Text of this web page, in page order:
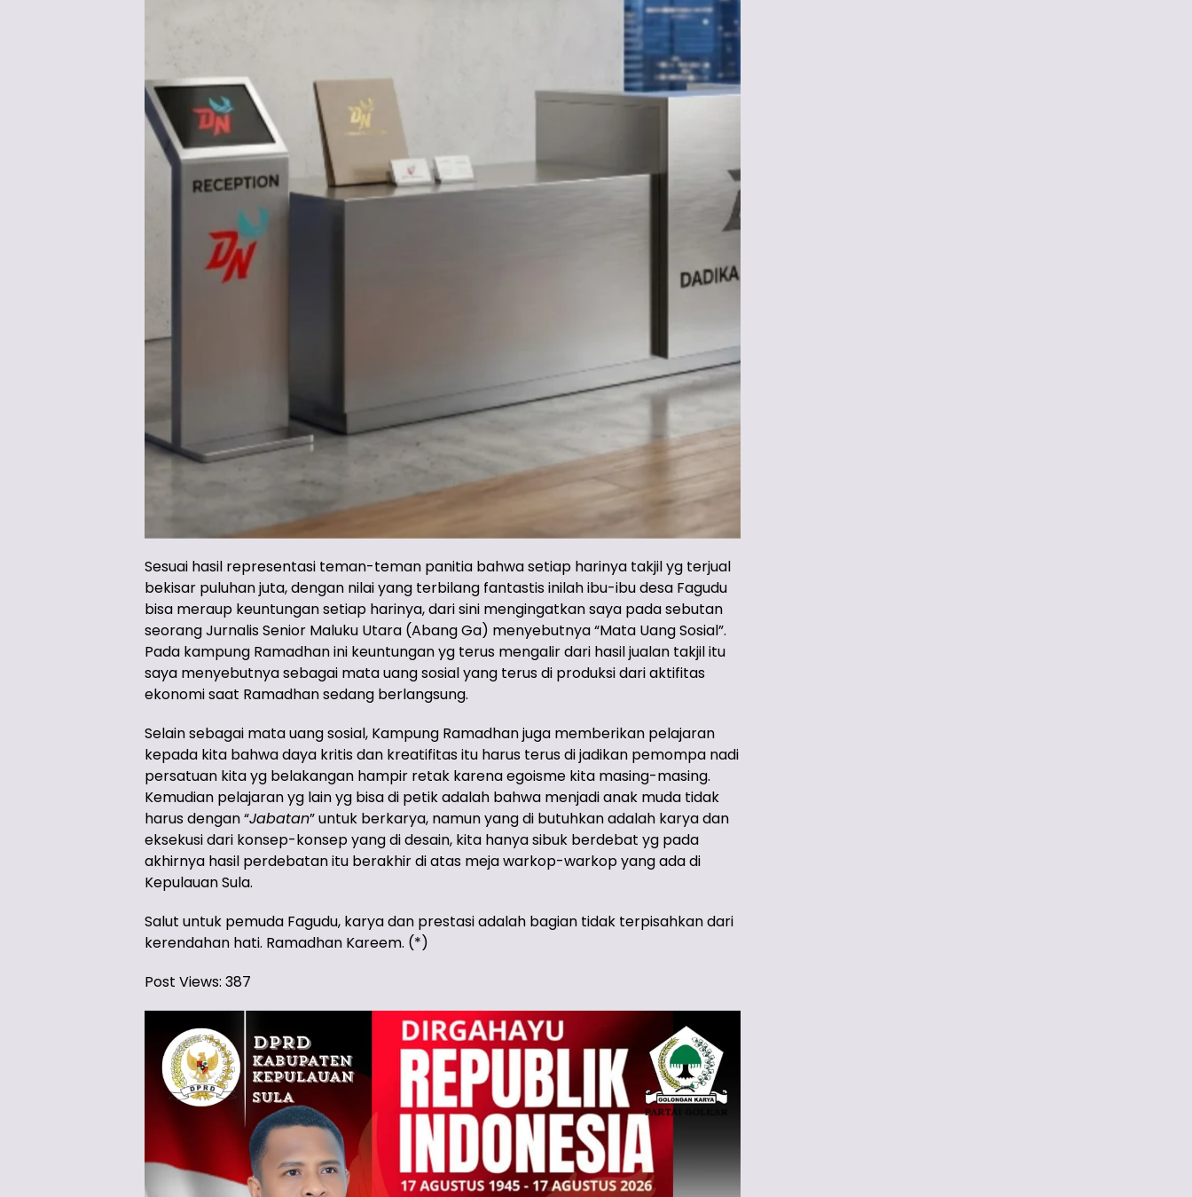
Sesuai hasil representasi teman-teman panitia bahwa setiap harinya takjil yg terjual
bekisar puluhan juta, dengan nilai yang terbilang fantastis inilah ibu-ibu desa Fagudu
bisa meraup keuntungan setiap harinya, dari sini mengingatkan saya pada sebutan
seorang Jurnalis Senior Maluku Utara (Abang Ga) menyebutnya “Mata Uang Sosial”.
Pada kampung Ramadhan ini keuntungan yg terus mengalir dari hasil jualan takjil itu
saya menyebutnya sebagai mata uang sosial yang terus di produksi dari aktifitas
ekonomi saat Ramadhan sedang berlangsung.
Selain sebagai mata uang sosial, Kampung Ramadhan juga memberikan pelajaran
kepada kita bahwa daya kritis dan kreatifitas itu harus terus di jadikan pemompa nadi
persatuan kita yg belakangan hampir retak karena egoisme kita masing-masing.
Kemudian pelajaran yg lain yg bisa di petik adalah bahwa menjadi anak muda tidak
harus dengan “Jabatan” untuk berkarya, namun yang di butuhkan adalah karya dan
eksekusi dari konsep-konsep yang di desain, kita hanya sibuk berdebat yg pada
akhirnya hasil perdebatan itu berakhir di atas meja warkop-warkop yang ada di
Kepulauan Sula.
Salut untuk pemuda Fagudu, karya dan prestasi adalah bagian tidak terpisahkan dari
kerendahan hati. Ramadhan Kareem. (*)
Post Views: 387